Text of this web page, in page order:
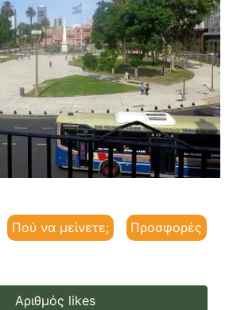
Πού να μείνετε; Προσφορές
Αριθμός likes